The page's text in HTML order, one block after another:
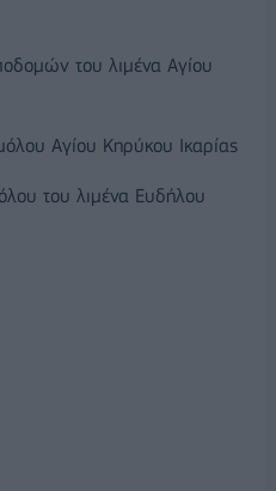
του λιμένα Αγίου
Αγίου Κηρύκου Ικαρίας
του λιμένα Ευδήλου